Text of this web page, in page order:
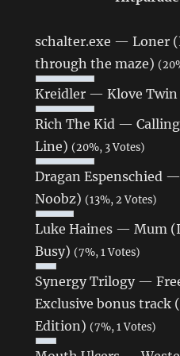
schalter.exe — Loner
through the maze)
Kreidler — Klove Twin
Rich The Kid —
Line) (20%, 3 Votes)
Dragan Espenschied
Noobz) (13%, 2 Votes)
Luke Haines — Mum
Busy) (7%, 1 Votes)
Synergy Trilogy —
Exclusive bonus track
Edition) (7%, 1 Votes)